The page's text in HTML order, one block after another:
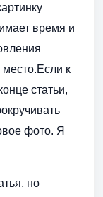
время и
к
статьи,
фото. Я
но